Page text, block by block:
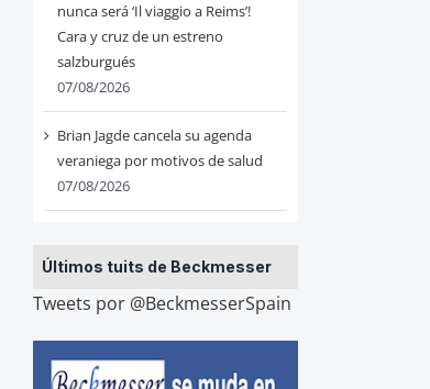
nunca será ‘Il viaggio a Reims’!
Cara y cruz de un estreno
salzburgués
07/08/2026
Brian Jagde cancela su agenda
veraniega por motivos de salud
07/08/2026
Últimos tuits de Beckmesser
Tweets por @BeckmesserSpain